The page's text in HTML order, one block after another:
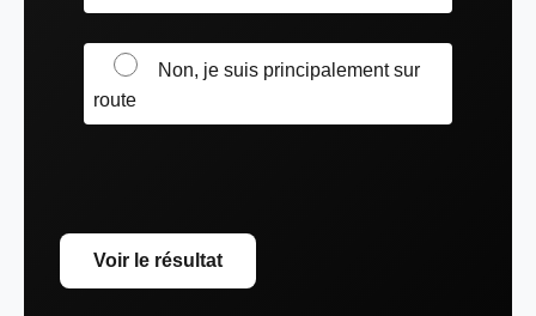
Non, je suis principalement sur
route
Voir le résultat